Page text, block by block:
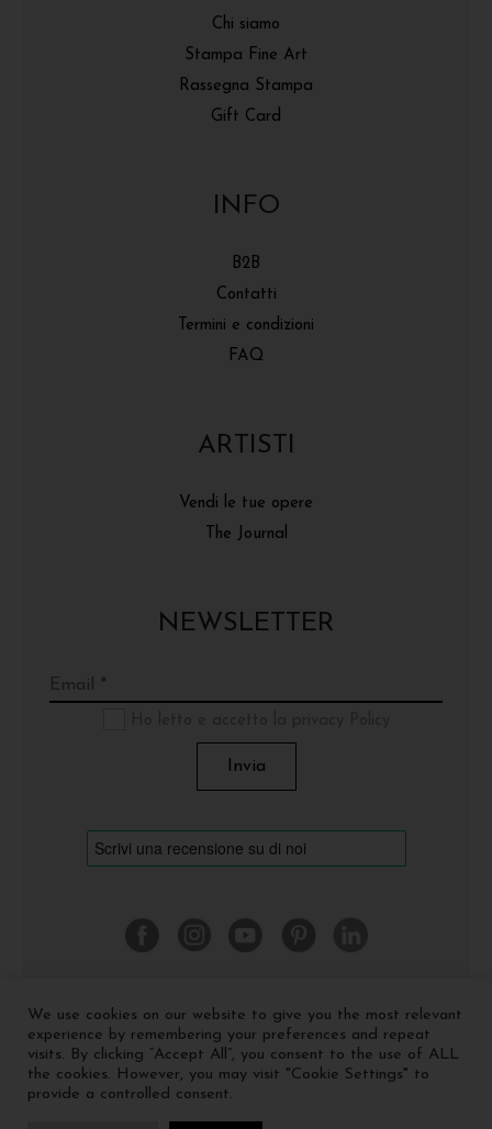
Chi siamo
Stampa Fine Art
Rassegna Stampa
Gift Card
INFO
B2B
Contatti
Termini e condizioni
FAQ
ARTISTI
Vendi le tue opere
The Journal
NEWSLETTER
© 2026 Cinquerosso Arte S.r.l. a socio unico - p.Iva
04035591207 -Privacy policy-Cookie policy
We use cookies on our website to give you the most relevant
experience by remembering your preferences and repeat
visits. By clicking “Accept All”, you consent to the use of ALL
the cookies. However, you may visit "Cookie Settings" to
provide a controlled consent.